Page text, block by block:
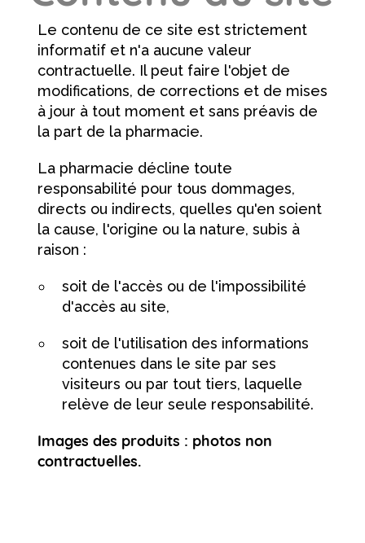
Le contenu de ce site est strictement
informatif et n'a aucune valeur
contractuelle. Il peut faire l'objet de
modifications, de corrections et de mises
à jour à tout moment et sans préavis de
la part de la pharmacie.
La pharmacie décline toute
responsabilité pour tous dommages,
directs ou indirects, quelles qu'en soient
la cause, l'origine ou la nature, subis à
raison :
soit de l'accès ou de l'impossibilité
d'accès au site,
soit de l'utilisation des informations
contenues dans le site par ses
visiteurs ou par tout tiers, laquelle
relève de leur seule responsabilité.
Images des produits : photos non
contractuelles.